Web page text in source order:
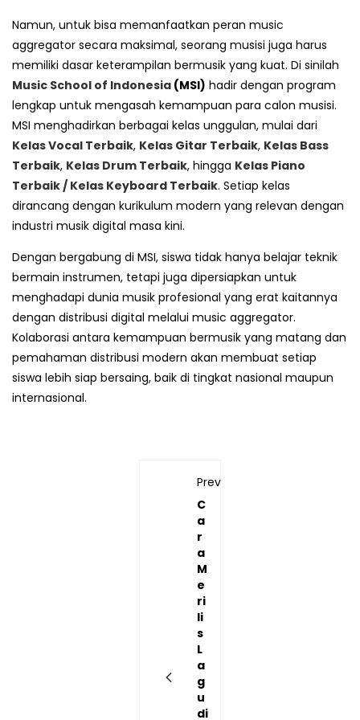
Namun, untuk bisa memanfaatkan peran music
aggregator secara maksimal, seorang musisi juga harus
memiliki dasar keterampilan bermusik yang kuat. Di sinilah
Music School of Indonesia (MSI) hadir dengan program
lengkap untuk mengasah kemampuan para calon musisi.
MSI menghadirkan berbagai kelas unggulan, mulai dari
Kelas Vocal Terbaik, Kelas Gitar Terbaik, Kelas Bass
Terbaik, Kelas Drum Terbaik, hingga Kelas Piano
Terbaik / Kelas Keyboard Terbaik. Setiap kelas
dirancang dengan kurikulum modern yang relevan dengan
industri musik digital masa kini.
Dengan bergabung di MSI, siswa tidak hanya belajar teknik
bermain instrumen, tetapi juga dipersiapkan untuk
menghadapi dunia musik profesional yang erat kaitannya
dengan distribusi digital melalui music aggregator.
Kolaborasi antara kemampuan bermusik yang matang dan
pemahaman distribusi modern akan membuat setiap
siswa lebih siap bersaing, baik di tingkat nasional maupun
internasional.
Previous
C
a
r
a
M
e
ri
li
s
L
a
g
u
di